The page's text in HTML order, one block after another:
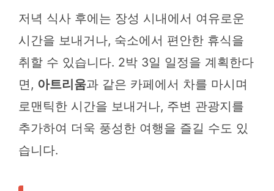
저녁 식사 후에는 장성 시내에서 여유로운
시간을 보내거나, 숙소에서 편안한 휴식을
취할 수 있습니다. 2박 3일 일정을 계획한다
면, 아트리움과 같은 카페에서 차를 마시며
로맨틱한 시간을 보내거나, 주변 관광지를
추가하여 더욱 풍성한 여행을 즐길 수도 있
습니다.